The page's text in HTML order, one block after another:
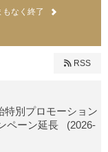
もなく終了
RSS
特別プロモーション
ペーン延長 (2026-